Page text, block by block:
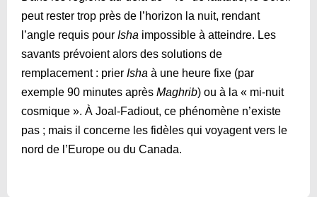
peut rester trop près de l’horizon la nuit, rendant
l’angle requis pour Isha impossible à atteindre. Les
savants prévoient alors des solutions de
remplacement : prier Isha à une heure fixe (par
exemple 90 minutes après Maghrib) ou à la « mi-nuit
cosmique ». À Joal-Fadiout, ce phénomène n’existe
pas ; mais il concerne les fidèles qui voyagent vers le
nord de l’Europe ou du Canada.